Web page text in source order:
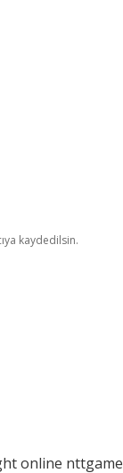
kaydedilsin.
online nttgame